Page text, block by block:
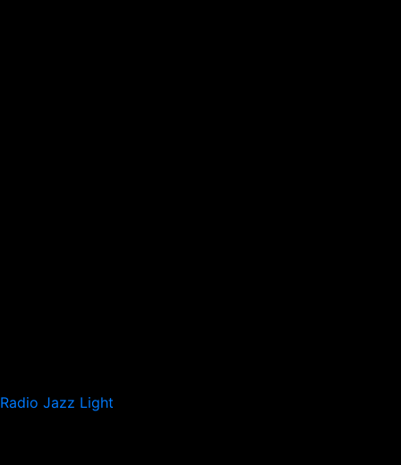
Radio Jazz Light